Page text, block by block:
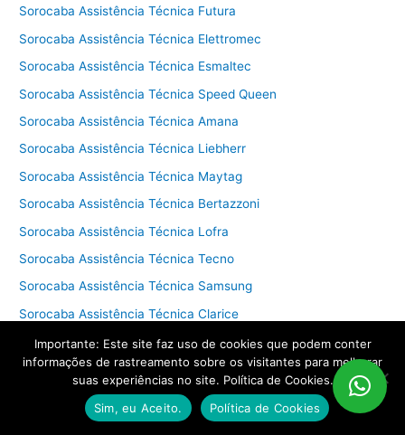
Sorocaba Assistência Técnica Futura
Sorocaba Assistência Técnica Elettromec
Sorocaba Assistência Técnica Esmaltec
Sorocaba Assistência Técnica Speed Queen
Sorocaba Assistência Técnica Amana
Sorocaba Assistência Técnica Liebherr
Sorocaba Assistência Técnica Maytag
Sorocaba Assistência Técnica Bertazzoni
Sorocaba Assistência Técnica Lofra
Sorocaba Assistência Técnica Tecno
Sorocaba Assistência Técnica Samsung
Sorocaba Assistência Técnica Clarice
Sorocaba Assistência Técnica Dako
Sorocaba Assistência Técnica Atlas
Sorocaba Assistência Técnica Whirlpool
Sorocaba Assistência Técnica Mueller
Importante: Este site faz uso de cookies que podem conter
informações de rastreamento sobre os visitantes para melhorar
suas experiências no site. Política de Cookies.
Sim, eu Aceito.
Política de Cookies